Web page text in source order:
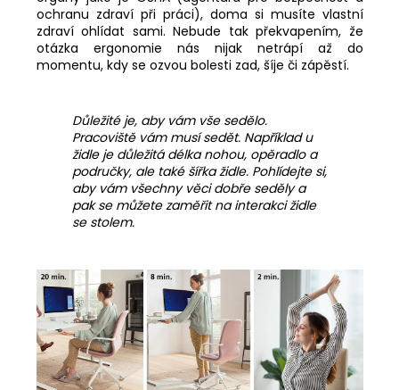
ochranu zdraví při práci), doma si musíte vlastní
zdraví ohlídat sami. Nebude tak překvapením, že
otázka ergonomie nás nijak netrápí až do
momentu, kdy se ozvou bolesti zad, šíje či zápěstí.
Důležité je, aby vám vše sedělo.
Pracoviště vám musí sedět. Například u
židle je důležitá délka nohou, opěradlo a
područky, ale také šířka židle. Pohlídejte si,
aby vám všechny věci dobře seděly a
pak se můžete zaměřit na interakci židle
se stolem.